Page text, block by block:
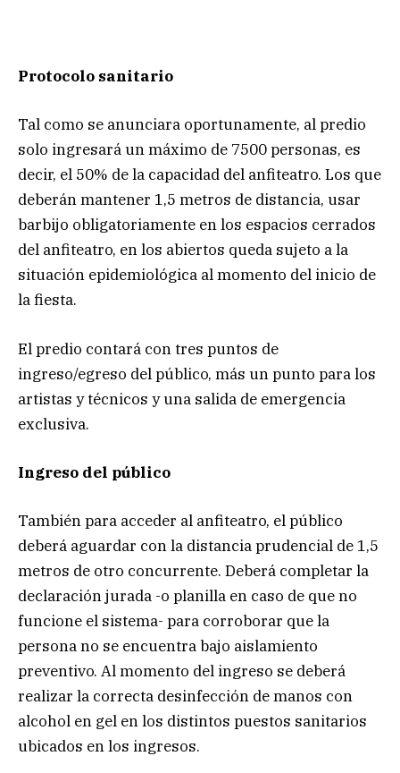
Protocolo sanitario
Tal como se anunciara oportunamente, al predio
solo ingresará un máximo de 7500 personas, es
decir, el 50% de la capacidad del anfiteatro. Los que
deberán mantener 1,5 metros de distancia, usar
barbijo obligatoriamente en los espacios cerrados
del anfiteatro, en los abiertos queda sujeto a la
situación epidemiológica al momento del inicio de
la fiesta.
El predio contará con tres puntos de
ingreso/egreso del público, más un punto para los
artistas y técnicos y una salida de emergencia
exclusiva.
Ingreso del público
También para acceder al anfiteatro, el público
deberá aguardar con la distancia prudencial de 1,5
metros de otro concurrente. Deberá completar la
declaración jurada -o planilla en caso de que no
funcione el sistema- para corroborar que la
persona no se encuentra bajo aislamiento
preventivo. Al momento del ingreso se deberá
realizar la correcta desinfección de manos con
alcohol en gel en los distintos puestos sanitarios
ubicados en los ingresos.